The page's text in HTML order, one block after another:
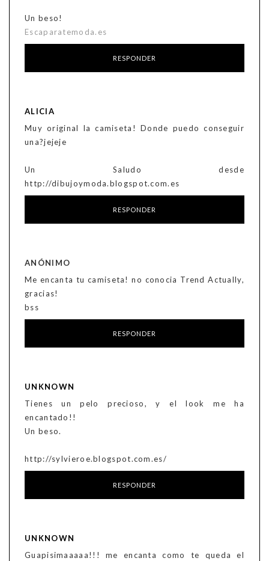
Un beso!
Escaparatemoda.es
RESPONDER
ALICIA
Muy original la camiseta! Donde puedo conseguir
una?jejeje
Un Saludo desde
http://dibujoymoda.blogspot.com.es
RESPONDER
ANÓNIMO
Me encanta tu camiseta! no conocia Trend Actually,
gracias!
bss
RESPONDER
UNKNOWN
Tienes un pelo precioso, y el look me ha
encantado!!
Un beso.
http://sylvieroe.blogspot.com.es/
RESPONDER
UNKNOWN
Guapisimaaaaa!!! me encanta como te queda el